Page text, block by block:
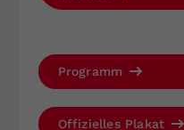
Programm
Offizielles Plakat